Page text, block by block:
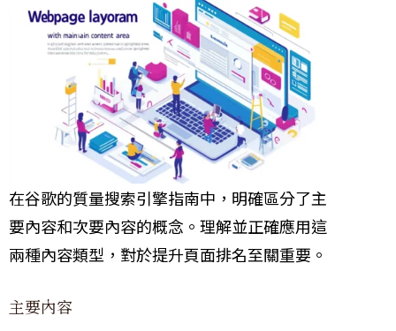
在谷歌的質量搜索引擎指南中，明確區分了主
要內容和次要內容的概念。理解並正確應用這
兩種內容類型，對於提升頁面排名至關重要。
主要內容